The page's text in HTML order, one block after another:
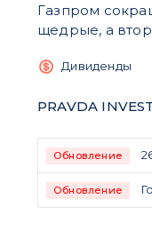
Газпром
щедрые, а
Дивиденды
PRAVDA
Обновление
Обновление